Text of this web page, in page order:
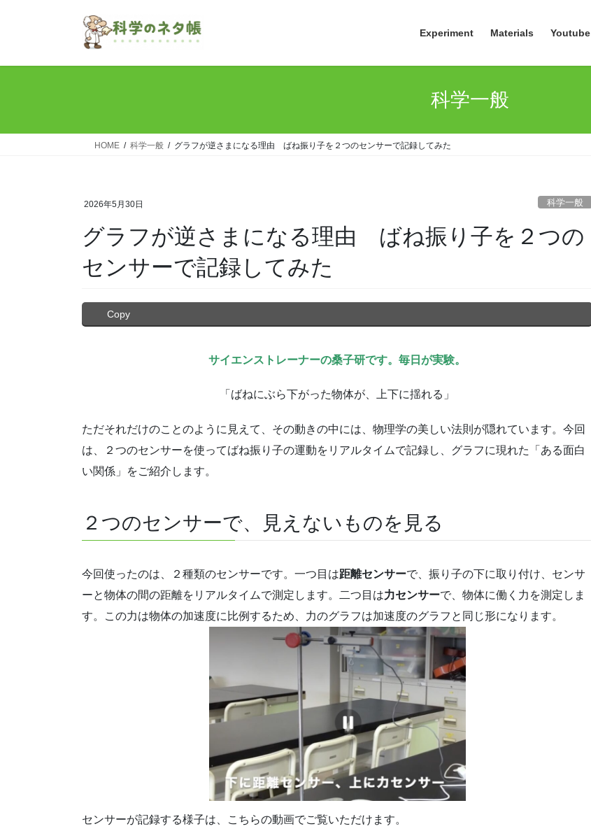
Experiment Materials Youtube
科学一般
HOME 科学一般 グラフが逆さまになる理由 ばね振り子を２つのセンサーで記録してみた
2026年5月30日 科学一般
グラフが逆さまになる理由 ばね振り子を２つの
センサーで記録してみた
Copy
サイエンストレーナーの桑子研です。毎日が実験。
「ばねにぶら下がった物体が、上下に揺れる」
ただそれだけのことのように見えて、その動きの中には、物理学の美しい法則が隠れています。今回
は、２つのセンサーを使ってばね振り子の運動をリアルタイムで記録し、グラフに現れた「ある面白
い関係」をご紹介します。
２つのセンサーで、見えないものを見る
今回使ったのは、２種類のセンサーです。一つ目は距離センサーで、振り子の下に取り付け、センサ
ーと物体の間の距離をリアルタイムで測定します。二つ目は力センサーで、物体に働く力を測定しま
す。この力は物体の加速度に比例するため、力のグラフは加速度のグラフと同じ形になります。
センサーが記録する様子は、こちらの動画でご覧いただけます。